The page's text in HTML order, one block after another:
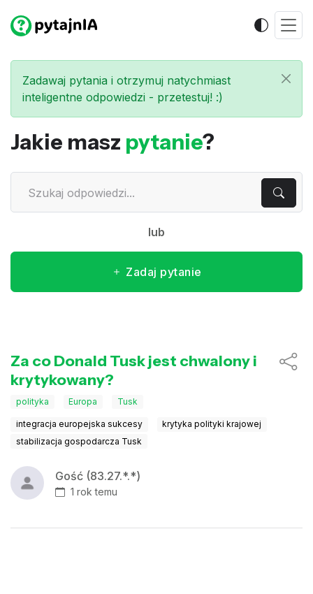
Zadawaj pytania i otrzymuj natychmiast
inteligentne odpowiedzi - przetestuj! :)
Jakie masz pytanie?
lub
Zadaj pytanie
Za co Donald Tusk jest chwalony i
krytykowany?
polityka Europa Tusk
integracja europejska sukcesy
krytyka polityki krajowej
stabilizacja gospodarcza Tusk
Gość (83.27.*.*)
1 rok temu